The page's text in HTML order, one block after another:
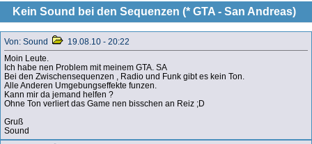
Kein Sound bei den Sequenzen (* GTA - San Andreas)
Von: Sound
19.08.10 - 20:22
Moin Leute.
Ich habe nen Problem mit meinem GTA. SA
Bei den Zwischensequenzen , Radio und Funk gibt es kein Ton.
Alle Anderen Umgebungseffekte funzen.
Kann mir da jemand helfen ?
Ohne Ton verliert das Game nen bisschen an Reiz ;D
Gruß
Sound